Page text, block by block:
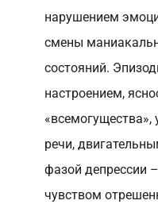
нарушением
смены
состояний.
настроением,
речи,
фазой депрессии
чувством